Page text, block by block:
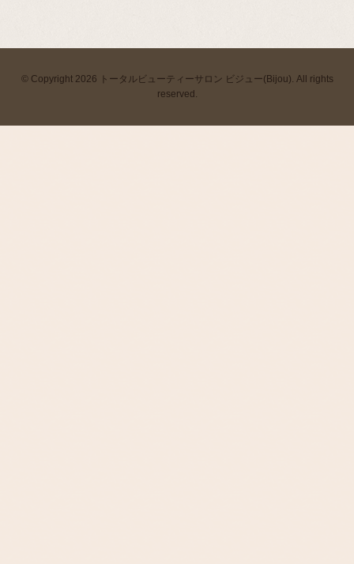
© Copyright 2026 トータルビューティーサロン ビジュー(Bijou). All rights
reserved.